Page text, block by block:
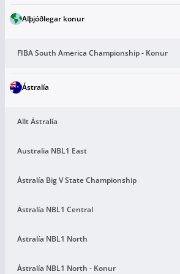
Alþjóðlegar konur
FIBA South America Championship - Konur
Ástralía
Allt Ástralía
Australia NBL1 East
Ástralía Big V State Championship
Ástralía NBL1 Central
Ástralía NBL1 North
Ástralía NBL1 North - Konur